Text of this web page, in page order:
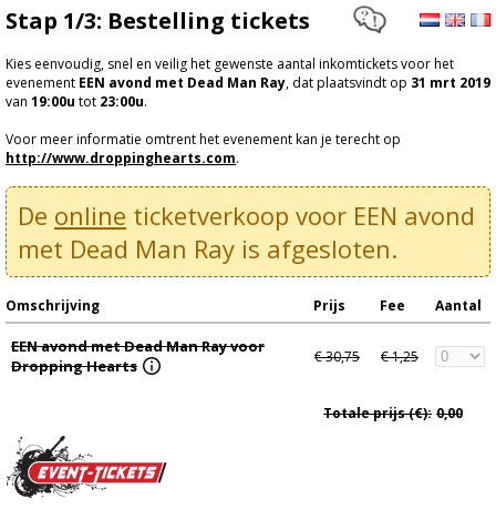
Stap 1/3: Bestelling tickets
Kies eenvoudig, snel en veilig het gewenste aantal inkomtickets voor het
evenement EEN avond met Dead Man Ray, dat plaatsvindt op 31 mrt 2019
van 19:00u tot 23:00u.
Voor meer informatie omtrent het evenement kan je terecht op
http://www.droppinghearts.com.
De online ticketverkoop voor EEN avond
met Dead Man Ray is afgesloten.
Omschrijving Prijs Fee Aantal
EEN avond met Dead Man Ray voor
Dropping Hearts
€ 30,75 € 1,25
Totale prijs (€): 0,00